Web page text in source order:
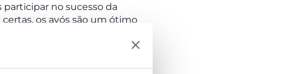
no sucesso da
os avós são um ótimo